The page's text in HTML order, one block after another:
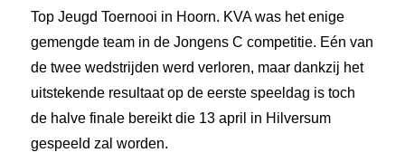
Top Jeugd Toernooi in Hoorn. KVA was het enige
gemengde team in de Jongens C competitie. Eén van
de twee wedstrijden werd verloren, maar dankzij het
uitstekende resultaat op de eerste speeldag is toch
de halve finale bereikt die 13 april in Hilversum
gespeeld zal worden.